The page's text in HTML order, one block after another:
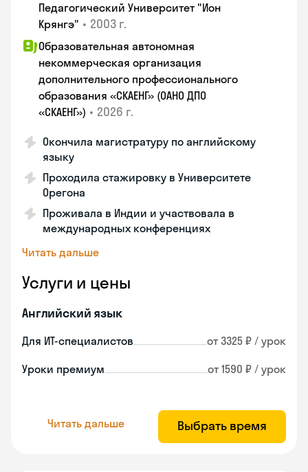
Педагогический Университет "Ион
Крянгэ" • 2003 г.
Образовательная автономная
некоммерческая организация
дополнительного профессионального
образования «СКАЕНГ» (ОАНО ДПО
«СКАЕНГ») • 2026 г.
Окончила магистратуру по английскому
языку
Проходила стажировку в Университете
Орегона
Проживала в Индии и участвовала в
международных конференциях
Читать дальше
Услуги и цены
Английский язык
Для ИТ-специалистов от 3325 ₽ / урок
Уроки премиум от 1590 ₽ / урок
Читать дальше Выбрать время